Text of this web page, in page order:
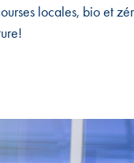
locales, bio et